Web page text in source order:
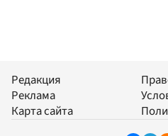
Редакция
Реклама
Карта сайта